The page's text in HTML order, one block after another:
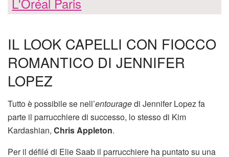
IL LOOK CAPELLI CON FIOCCO
ROMANTICO DI JENNIFER
LOPEZ
Tutto è possibile se nell’entouragedi Jennifer Lopez fa
parte il parrucchiere di successo, lo stesso di Kim
Kardashian, Chris Appleton.
Per il défilé di Elie Saab il parrucchiere ha puntato su una